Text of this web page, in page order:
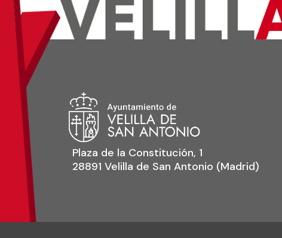
Plaza de la Constitución, 1
28891 Velilla de San Antonio (Madrid)